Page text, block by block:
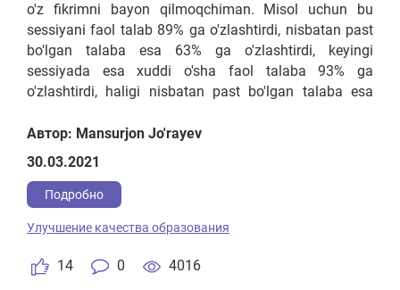
o'z fikrimni bayon qilmoqchiman. Misol uchun bu
sessiyani faol talab 89% ga o'zlashtirdi, nisbatan past
bo'lgan talaba esa 63% ga o'zlashtirdi, keyingi
sessiyada esa xuddi o'sha faol talaba 93% ga
o'zlashtirdi, haligi nisbatan past bo'lgan talaba esa
tomonidan rag'batlatiriladi, bizning ishimiz esa 63%
dan 70% ga o'zlashtirishini oshirgan talabani munosib
va yana talabani o'zini ham emas balki ota-onasini
o'ylayman. Bu albatta o'z samarasini ko'rsatmay
qolmaydi.
Автор: Mansurjon Jo'rayev
30.03.2021
Подробно
14 0 4016
Улучшение качества образования